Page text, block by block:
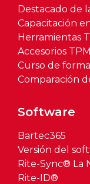
Destacado de
Capacitación
Herramientas
Accesorios
Curso de
Comparación
Software
Bartec365
Versión del
Rite-Sync® La
Rite-ID®